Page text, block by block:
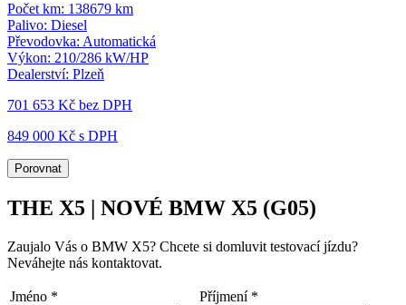
Počet km: 138679 km
Palivo: Diesel
Převodovka: Automatická
Výkon: 210/286 kW/HP
Dealerství: Plzeň
701 653 Kč bez DPH
849 000 Kč s DPH
Porovnat
THE X5 | NOVÉ BMW X5 (G05)
Zaujalo Vás o BMW X5? Chcete si domluvit testovací jízdu?
Neváhejte nás kontaktovat.
Jméno * Příjmení *